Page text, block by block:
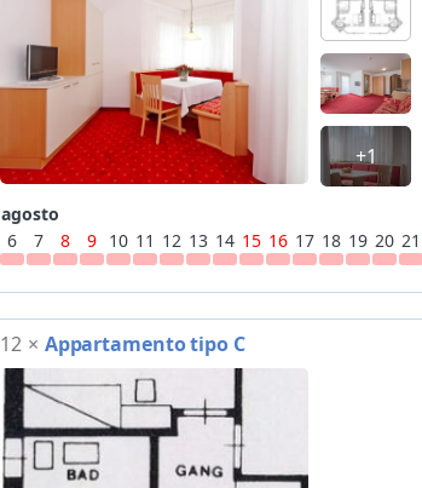
+1
agosto
6
7 8 9 10 11 12 13 14 15 16 17 18 19 20 21
12 × Appartamento tipo C